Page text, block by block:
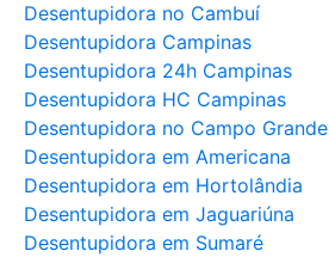
Desentupidora no Cambuí
Desentupidora Campinas
Desentupidora 24h Campinas
Desentupidora HC Campinas
Desentupidora no Campo Grande
Desentupidora em Americana
Desentupidora em Hortolândia
Desentupidora em Jaguariúna
Desentupidora em Sumaré